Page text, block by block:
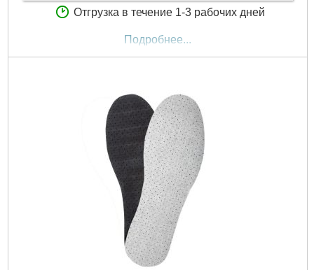
Отгрузка в течение 1-3 рабочих дней
Подробнее...